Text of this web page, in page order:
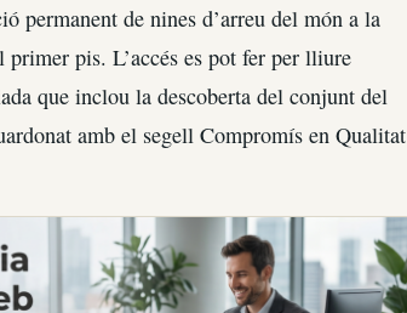
permanent de nines d’arreu del món a la
pis. L’accés es pot fer per lliure
que inclou la descoberta del conjunt del
amb el segell Compromís en Qualitat